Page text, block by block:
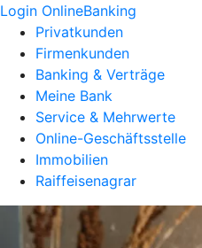
Login OnlineBanking
Privatkunden
Firmenkunden
Banking & Verträge
Meine Bank
Service & Mehrwerte
Online-Geschäftsstelle
Immobilien
Raiffeisenagrar